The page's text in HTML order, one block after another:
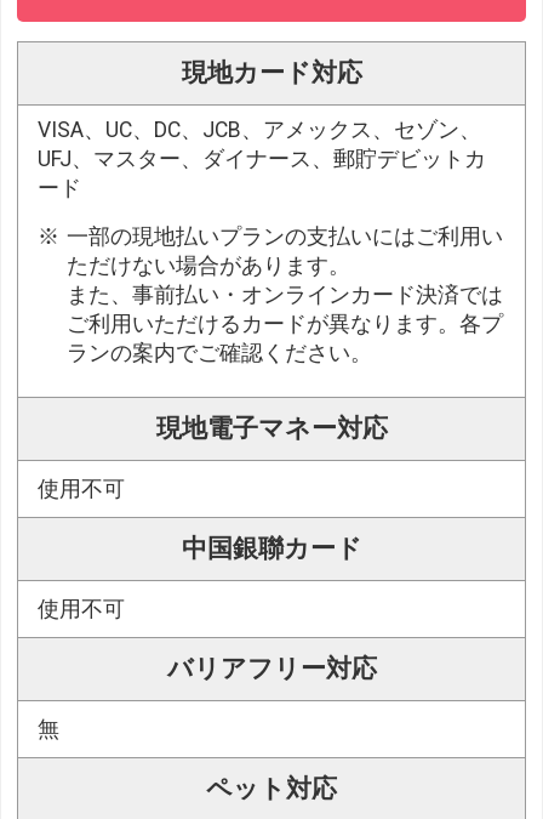
現地カード対応
VISA、UC、DC、JCB、アメックス、セゾン、
UFJ、マスター、ダイナース、郵貯デビットカ
ード
一部の現地払いプランの支払いにはご利用い
ただけない場合があります。
また、事前払い・オンラインカード決済では
ご利用いただけるカードが異なります。各プ
ランの案内でご確認ください。
現地電子マネー対応
使用不可
中国銀聯カード
使用不可
バリアフリー対応
無
ペット対応